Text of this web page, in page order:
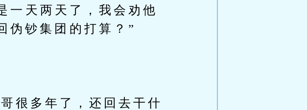
天两天了，我会劝他
伪钞集团的打算？”
很多年了，还回去干什